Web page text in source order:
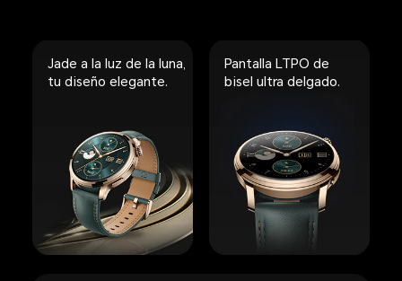
Jade a la luz de la luna,
tu diseño elegante.
Pantalla LTPO de
bisel ultra delgado.